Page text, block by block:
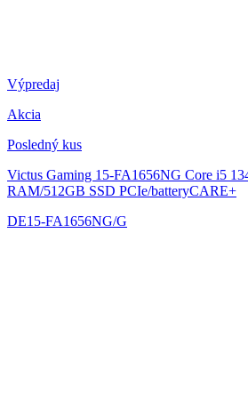
Výpredaj
Akcia
Posledný kus
Victus Gaming 15-FA1656NG Core i5
RAM/512GB SSD PCIe/batteryCARE+
DE15-FA1656NG/G